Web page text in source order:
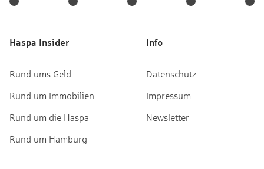
Haspa Insider
Rund ums Geld
Rund um Immobilien
Rund um die Haspa
Rund um Hamburg
Info
Datenschutz
Impressum
Newsletter